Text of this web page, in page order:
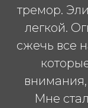
тремор.
легкой.
сжечь все
Мне